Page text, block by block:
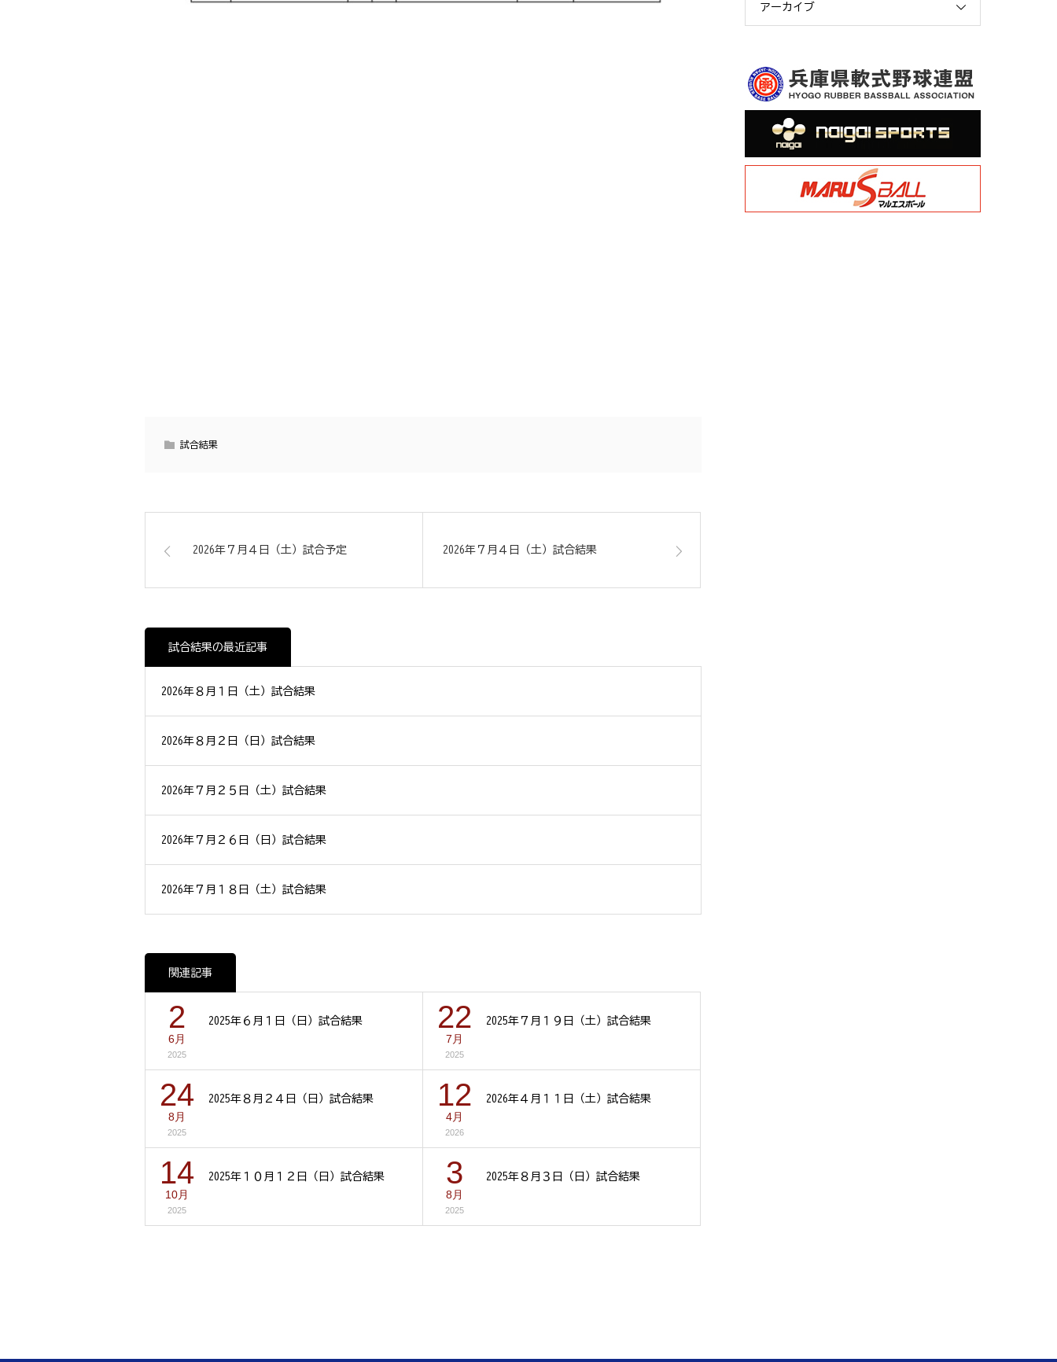
試合結果
2026年７月４日（土）試合予定 2026年７月４日（土）試合結果
試合結果の最近記事
2026年８月１日（土）試合結果
2026年８月２日（日）試合結果
2026年７月２５日（土）試合結果
2026年７月２６日（日）試合結果
2026年７月１８日（土）試合結果
関連記事
2
6月
2025
2025年６月１日（日）試合結果 22
7月
2025
2025年７月１９日（土）試合結果
24
8月
2025
2025年８月２４日（日）試合結果 12
4月
2026
2026年４月１１日（土）試合結果
14
10月
2025
2025年１０月１２日（日）試合結果 3
8月
2025
2025年８月３日（日）試合結果
アーカイブ